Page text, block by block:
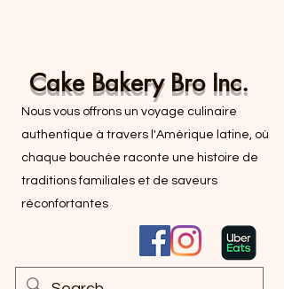
Cake Bakery Bro Inc.
Nous vous offrons un voyage culinaire
authentique à travers l'Amérique latine, où
chaque bouchée raconte une histoire de
traditions familiales et de saveurs
réconfortantes